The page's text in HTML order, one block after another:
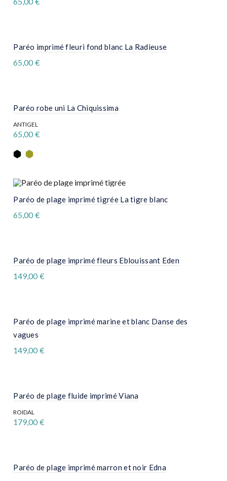
Paréo imprimé fleuri fond blanc La Radieuse
65,00 €
Paréo robe uni La Chiquissima
ANTIGEL
65,00 €
produit
variations.
Les
options
peuvent
être
choisies
produit
Paréo de plage imprimé tigrée La tigre blanc
65,00 €
Paréo de plage imprimé fleurs Eblouissant Eden
149,00 €
Paréo de plage imprimé marine et blanc Danse des
vagues
149,00 €
Paréo de plage fluide imprimé Viana
ROIDAL
179,00 €
Paréo de plage imprimé marron et noir Edna